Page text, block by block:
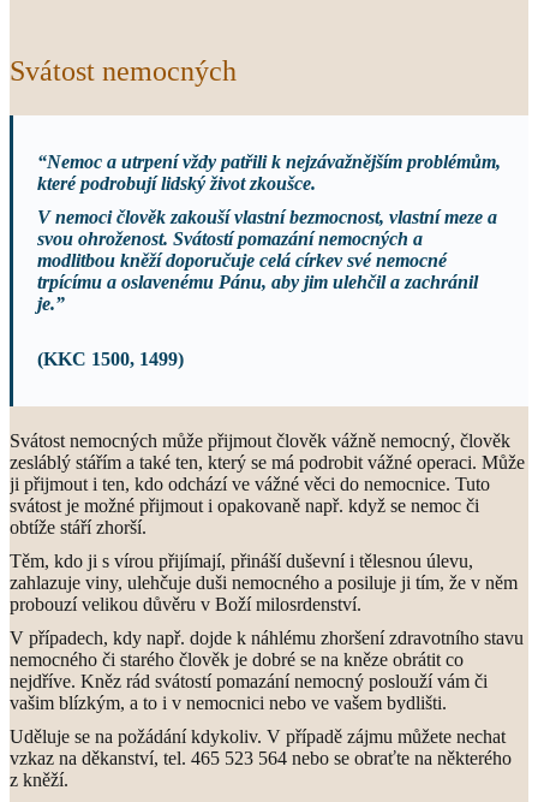
Svátost nemocných
“Nemoc a utrpení vždy patřili k nejzávažnějším problémům,
které podrobují lidský život zkoušce.
V nemoci člověk zakouší vlastní bezmocnost, vlastní meze a
svou ohroženost. Svátostí pomazání nemocných a
modlitbou kněží doporučuje celá církev své nemocné
trpícímu a oslavenému Pánu, aby jim ulehčil a zachránil
je.”
(KKC 1500, 1499)
Svátost nemocných může přijmout člověk vážně nemocný, člověk
zesláblý stářím a také ten, který se má podrobit vážné operaci. Může
ji přijmout i ten, kdo odchází ve vážné věci do nemocnice. Tuto
svátost je možné přijmout i opakovaně např. když se nemoc či
obtíže stáří zhorší.
Těm, kdo ji s vírou přijímají, přináší duševní i tělesnou úlevu,
zahlazuje viny, ulehčuje duši nemocného a posiluje ji tím, že v něm
probouzí velikou důvěru v Boží milosrdenství.
V případech, kdy např. dojde k náhlému zhoršení zdravotního stavu
nemocného či starého člověk je dobré se na kněze obrátit co
nejdříve. Kněz rád svátostí pomazání nemocný poslouží vám či
vašim blízkým, a to i v nemocnici nebo ve vašem bydlišti.
Uděluje se na požádání kdykoliv. V případě zájmu můžete nechat
vzkaz na děkanství, tel. 465 523 564 nebo se obraťte na některého
z kněží.